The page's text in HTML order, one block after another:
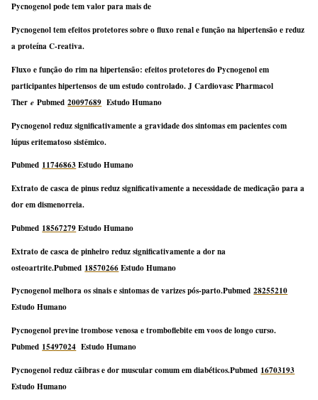
Pycnogenol pode tem valor para mais de
Pycnogenol tem efeitos protetores sobre o fluxo renal e função na hipertensão e reduz
a proteína C-reativa.
Fluxo e função do rim na hipertensão: efeitos protetores do Pycnogenol em
participantes hipertensos de um estudo controlado. J Cardiovasc Pharmacol
Ther ePubmed20097689 Estudo Humano
Pycnogenol reduz significativamente a gravidade dos sintomas em pacientes com
lúpus eritematoso sistêmico.
Pubmed 11746863 Estudo Humano
Extrato de casca de pinus reduz significativamente a necessidade de medicação para a
dor em dismenorreia.
Pubmed 18567279Estudo Humano
Extrato de casca de pinheiro reduz significativamente a dor na
osteoartrite.Pubmed 18570266Estudo Humano
Pycnogenol melhora os sinais e sintomas de varizes pós-parto.Pubmed28255210
Estudo Humano
Pycnogenol previne trombose venosa e tromboflebite em voos de longo curso.
Pubmed 15497024 Estudo Humano
Pycnogenol reduz cãibras e dor muscular comum em diabéticos.Pubmed 16703193
Estudo Humano